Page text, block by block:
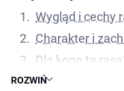
ROZWIŃ
Wygląd i cechy
Charakter i
Dla kogo ta
Zdrowie i